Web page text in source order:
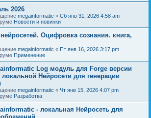
2026
megainformatic « Сб янв 31, 2026 4:58 am
Новости и новинки
Оцифровка сознания. книга,
megainformatic « Пт янв 16, 2026 3:17 pm
Применение
Log модуль для Forge версии
локальной Нейросети для генерации
megainformatic « Чт янв 15, 2026 4:07 pm
Разработка
- локальная Нейросеть для